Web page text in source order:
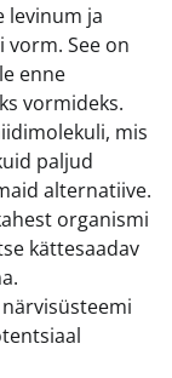
levinum ja
See on
enne
vormideks.
mis
paljud
alternatiive.
organismi
kättesaadav